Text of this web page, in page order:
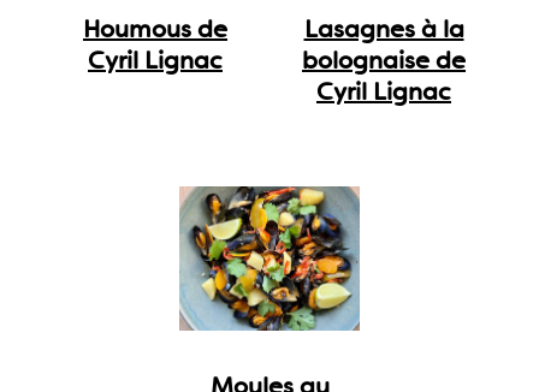
Houmous de
Cyril Lignac
Lasagnes à la
bolognaise de
Cyril Lignac